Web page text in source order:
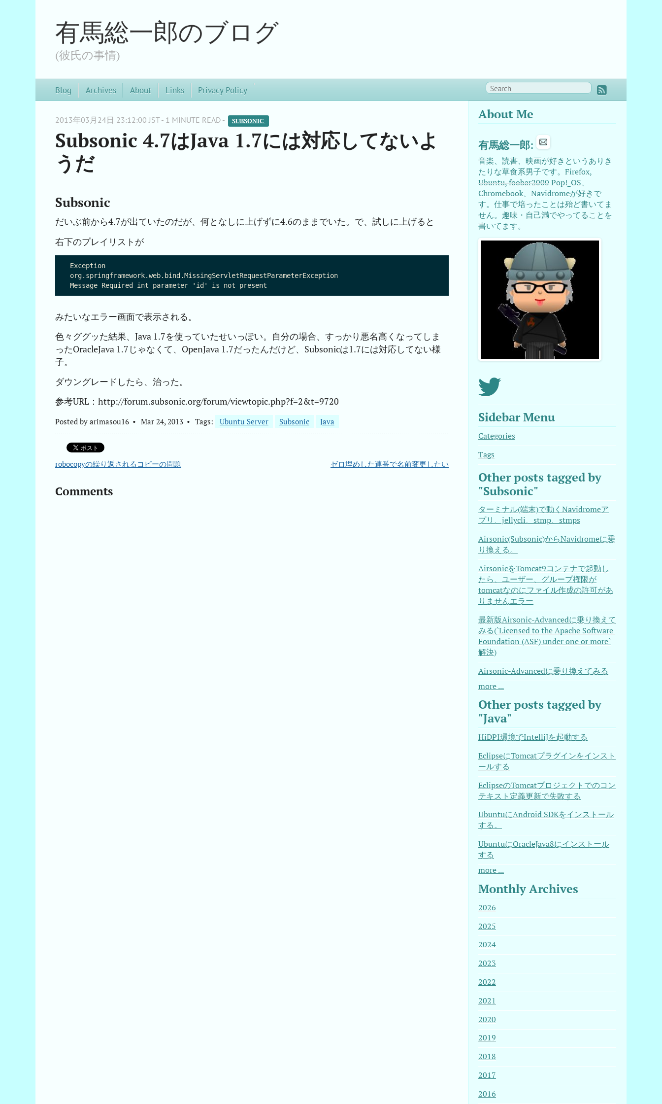
有馬総一郎のブログ
(彼氏の事情)
Blog Archives About Links Privacy Policy
2013年03月24日 23:12:00 JST - 1 MINUTE READ - SUBSONIC
Subsonic 4.7はJava 1.7には対応してないよ
うだ
Subsonic
だいぶ前から4.7が出ていたのだが、何となしに上げずに4.6のままでいた。で、試しに上げると
右下のプレイリストが
Exception
org.springframework.web.bind.MissingServletRequestParameterException
みたいなエラー画面で表示される。
色々ググッた結果、Java 1.7を使っていたせいっぽい。自分の場合、すっかり悪名高くなってしま
ったOracleJava 1.7じゃなくて、OpenJava 1.7だったんだけど、Subsonicは1.7には対応してない様
子。
ダウングレードしたら、治った。
参考URL：http://forum.subsonic.org/forum/viewtopic.php?f=2&t=9720
Posted by arimasou16 Mar 24, 2013 Tags: Ubuntu Server Subsonic Java
robocopyの繰り返されるコピーの問題 ゼロ埋めした連番で名前変更したい
Comments
About Me
有馬総一郎:
音楽、読書、映画が好きというありき
たりな草食系男子です。Firefox,
Ubuntu, foobar2000Pop!_OS、
Chromebook、Navidromeが好きで
す。仕事で培ったことは殆ど書いてま
せん。趣味・自己満でやってることを
書いてます。
Sidebar Menu
Categories
Tags
Other posts tagged by
"Subsonic"
ターミナル(端末)で動くNavidromeア
プリ、jellycli、stmp、stmps
Airsonic(Subsonic)からNavidromeに乗
り換える。
AirsonicをTomcat9コンテナで起動し
たら、ユーザー、グループ権限が
tomcatなのにファイル作成の許可があ
りませんエラー
最新版Airsonic-Advancedに乗り換えて
みる(`Licensed to the Apache Software
Foundation (ASF) under one or more`
解決)
Airsonic-Advancedに乗り換えてみる
more ...
Other posts tagged by
"Java"
HiDPI環境でIntelliJを起動する
EclipseにTomcatプラグインをインスト
ールする
EclipseのTomcatプロジェクトでのコン
テキスト定義更新で失敗する
UbuntuにAndroid SDKをインストール
する。
UbuntuにOracleJava8にインストール
する
more ...
Monthly Archives
2026
2025
2024
2023
2022
2021
2020
2019
2018
2017
2016